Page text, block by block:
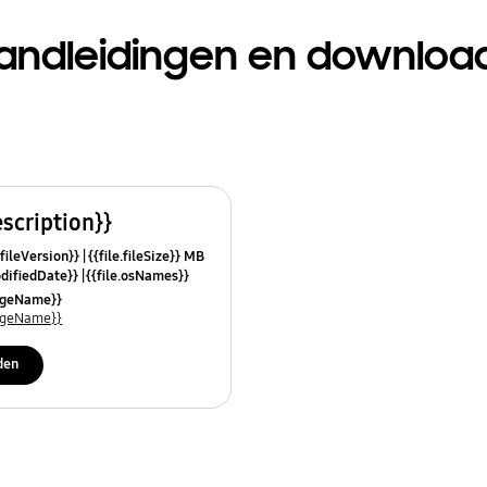
en
{{file.fileSize}} MB
{{file.osNames}}